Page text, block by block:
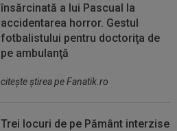
însărcinată a lui Pascual la
accidentarea horror. Gestul
fotbalistului pentru doctoriţa de
pe ambulanţă
citeşte ştirea pe Fanatik.ro
Trei locuri de pe Pământ interzise